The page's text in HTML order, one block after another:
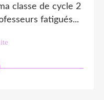
classe de cycle 2
fatigués...